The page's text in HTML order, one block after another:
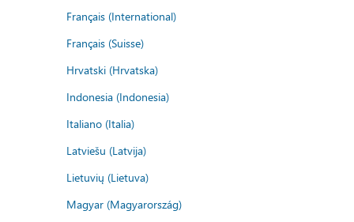
Français (International)
Français (Suisse)
Hrvatski (Hrvatska)
Indonesia (Indonesia)
Italiano (Italia)
Latviešu (Latvija)
Lietuvių (Lietuva)
Magyar (Magyarország)